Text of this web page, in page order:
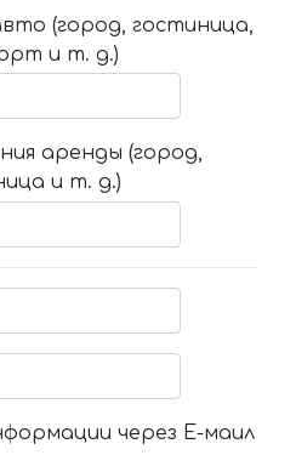
(город, гостиница,
и т. д.)
аренды (город,
и т. д.)
через Е-маил